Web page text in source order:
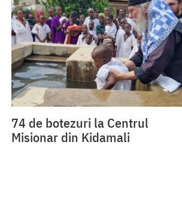
74 de botezuri la Centrul
Misionar din Kidamali